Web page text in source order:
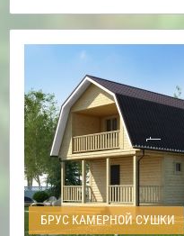
БРУС КАМЕРНОЙ СУШКИ